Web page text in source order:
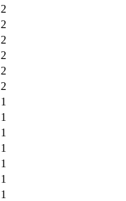
2
2
2
2
2
2
1
1
1
1
1
1
1